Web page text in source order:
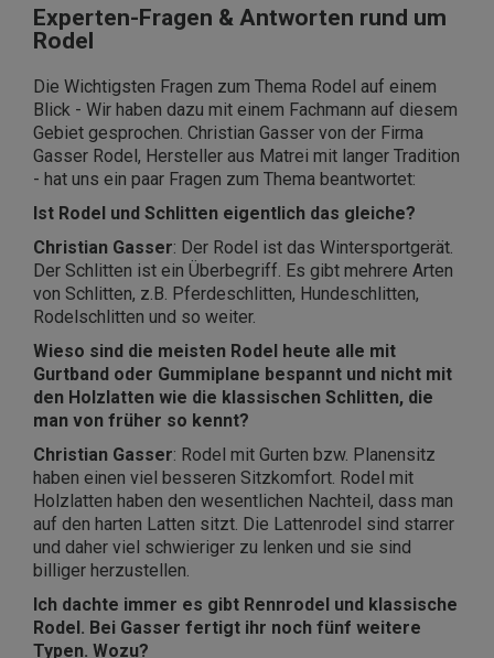
Experten-Fragen & Antworten rund um
Rodel
Die Wichtigsten Fragen zum Thema Rodel auf einem
Blick - Wir haben dazu mit einem Fachmann auf diesem
Gebiet gesprochen. Christian Gasser von der Firma
Gasser Rodel, Hersteller aus Matrei mit langer Tradition
- hat uns ein paar Fragen zum Thema beantwortet:
Ist Rodel und Schlitten eigentlich das gleiche?
Christian Gasser: Der Rodel ist das Wintersportgerät.
Der Schlitten ist ein Überbegriff. Es gibt mehrere Arten
von Schlitten, z.B. Pferdeschlitten, Hundeschlitten,
Rodelschlitten und so weiter.
Wieso sind die meisten Rodel heute alle mit
Gurtband oder Gummiplane bespannt und nicht mit
den Holzlatten wie die klassischen Schlitten, die
man von früher so kennt?
Christian Gasser: Rodel mit Gurten bzw. Planensitz
haben einen viel besseren Sitzkomfort. Rodel mit
Holzlatten haben den wesentlichen Nachteil, dass man
auf den harten Latten sitzt. Die Lattenrodel sind starrer
und daher viel schwieriger zu lenken und sie sind
billiger herzustellen.
Ich dachte immer es gibt Rennrodel und klassische
Rodel. Bei Gasser fertigt ihr noch fünf weitere
Typen. Wozu?